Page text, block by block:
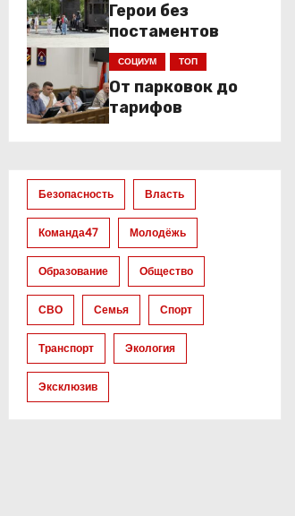
Герои без
постаментов
СОЦИУМ ТОП
От парковок до
тарифов
Безопасность Власть
Команда47 Молодёжь
Образование Общество
СВО Семья Спорт
Транспорт Экология
Эксклюзив